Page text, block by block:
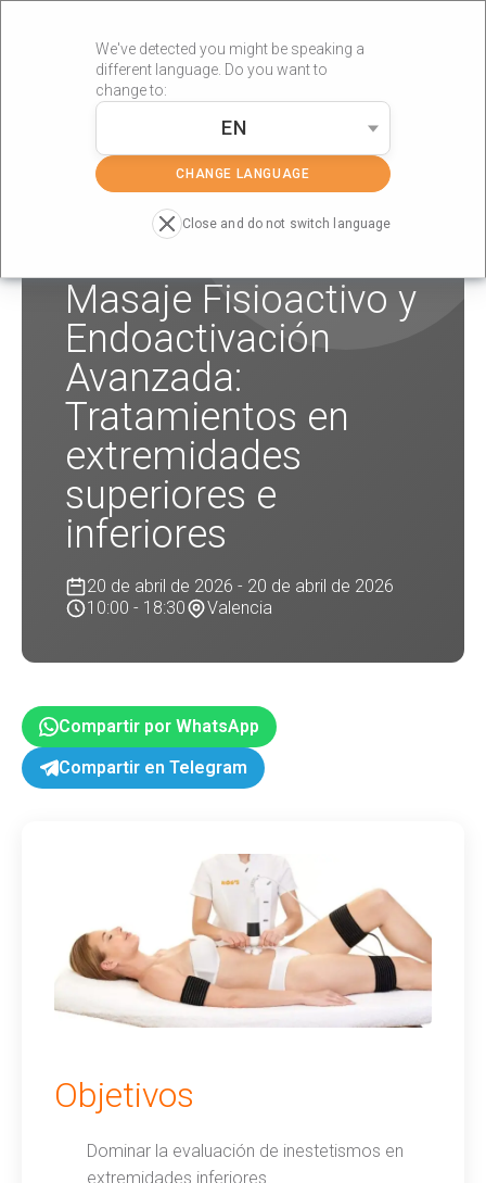
We've detected you might be speaking a
different language. Do you want to
change to:
EN
CHANGE LANGUAGE
Close and do not switch language
Avanzada: Tratamientos en extremidades superiores e
inferiores
Masaje Fisioactivo y
Endoactivación
Avanzada:
Tratamientos en
extremidades
superiores e
inferiores
20 de abril de 2026 - 20 de abril de 2026
10:00 - 18:30
Valencia
Compartir por WhatsApp
Compartir en Telegram
Objetivos
Dominar la evaluación de inestetismos en
extremidades inferiores.